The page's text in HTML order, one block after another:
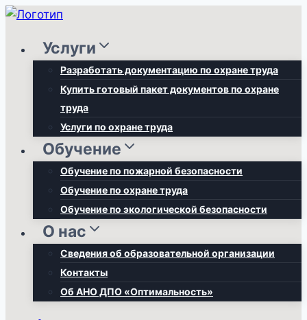
Перейти
содержимому
Услуги
Разработать документацию по охране труда
Купить готовый пакет документов по охране
труда
Услуги по охране труда
Обучение
Обучение по пожарной безопасности
Обучение по охране труда
Обучение по экологической безопасности
О нас
Сведения об образовательной организации
Контакты
Об АНО ДПО «Оптимальность»